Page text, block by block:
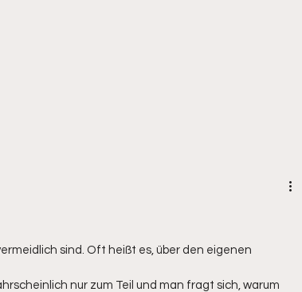
sind. Oft heißt es, über den eigenen
nur zum Teil und man fragt sich, warum